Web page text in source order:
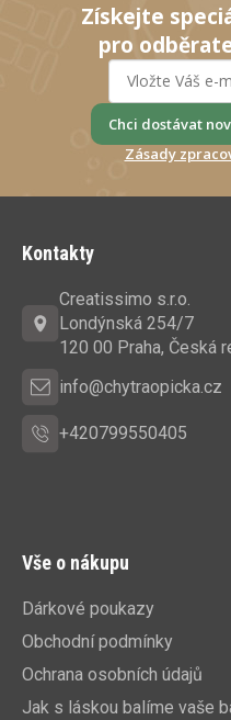
Získejte
pro
Chci dostávat
Zásady
Kontakty
Creatissimo s.r.o.
Londýnská 254/7
120 00 Praha, Česká
info@chytraopicka.cz
+420799550405
Vše o nákupu
Dárkové poukazy
Obchodní podmínky
Ochrana osobních údajů
Jak s láskou balíme vaše